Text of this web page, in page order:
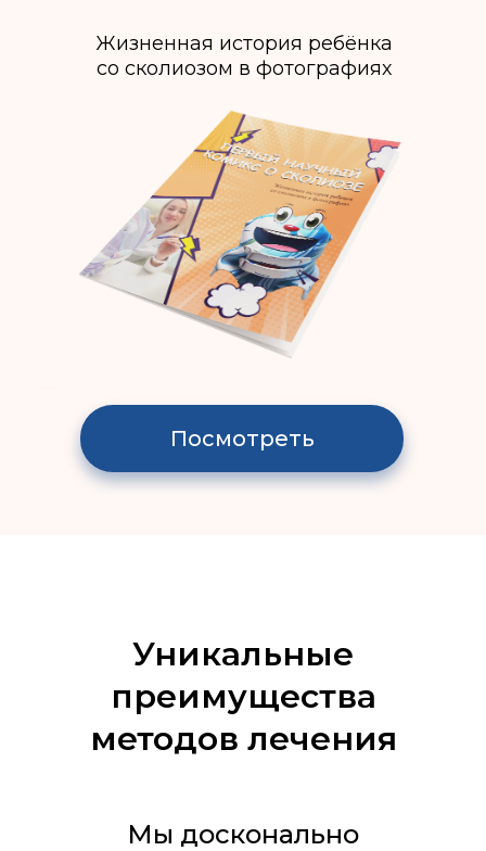
Жизненная история ребёнка
со сколиозом в фотографиях
Посмотреть
Уникальные
преимущества
методов лечения
Мы досконально